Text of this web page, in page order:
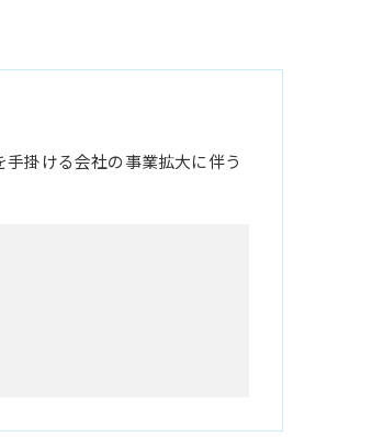
掛ける会社の事業拡大に伴う